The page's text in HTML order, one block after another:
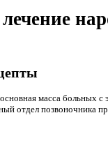
масса больных c
отдел позвоночника